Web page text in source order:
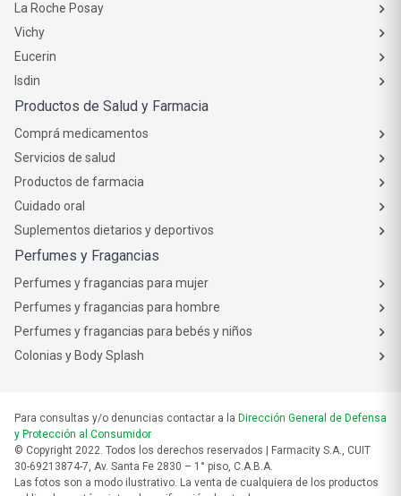
La Roche Posay
Vichy
Eucerin
Isdin
Productos de Salud y Farmacia
Comprá medicamentos
Servicios de salud
Productos de farmacia
Cuidado oral
Suplementos dietarios y deportivos
Perfumes y Fragancias
Perfumes y fragancias para mujer
Perfumes y fragancias para hombre
Perfumes y fragancias para bebés y niños
Colonias y Body Splash
Para consultas y/o denuncias contactar a la Dirección General de Defensa
y Protección al Consumidor
© Copyright 2022. Todos los derechos reservados | Farmacity S.A., CUIT
30-69213874-7, Av. Santa Fe 2830 – 1° piso, C.A.B.A.
Las fotos son a modo ilustrativo. La venta de cualquiera de los productos